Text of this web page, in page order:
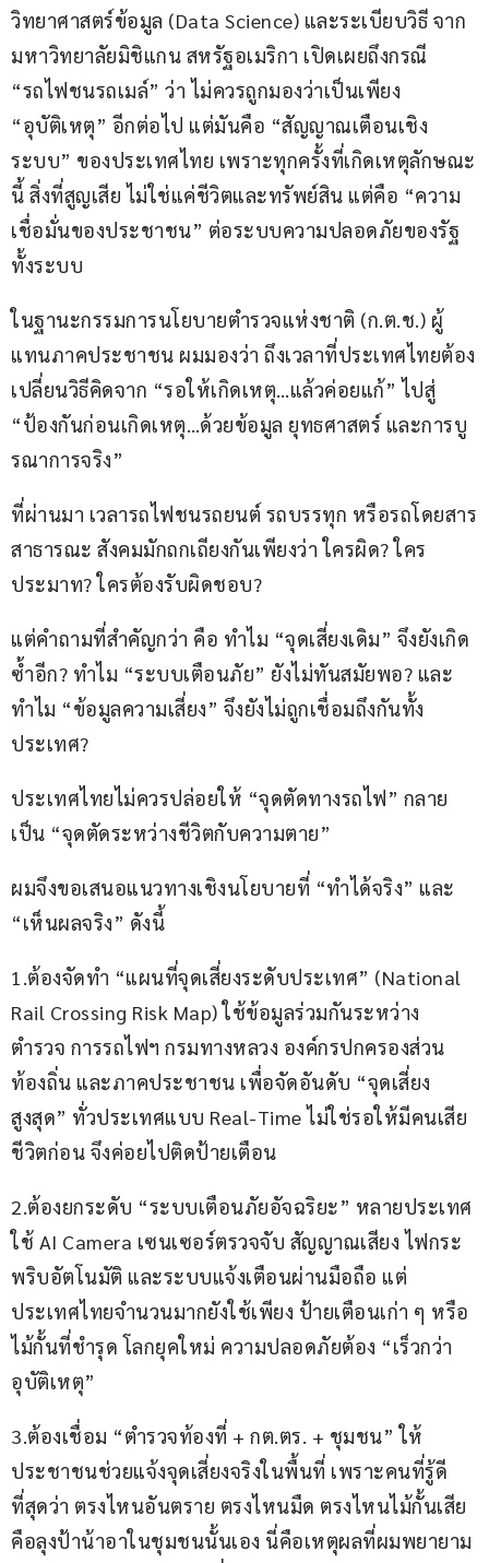
วิทยาศาสตร์ข้อมูล (Data Science) และระเบียบวิธี จาก
มหาวิทยาลัยมิชิแกน สหรัฐอเมริกา เปิดเผยถึงกรณี
“รถไฟชนรถเมล์” ว่า ไม่ควรถูกมองว่าเป็นเพียง
“อุบัติเหตุ” อีกต่อไป แต่มันคือ “สัญญาณเตือนเชิง
ระบบ” ของประเทศไทย เพราะทุกครั้งที่เกิดเหตุลักษณะ
นี้ สิ่งที่สูญเสีย ไม่ใช่แค่ชีวิตและทรัพย์สิน แต่คือ “ความ
เชื่อมั่นของประชาชน” ต่อระบบความปลอดภัยของรัฐ
ทั้งระบบ
ในฐานะกรรมการนโยบายตำรวจแห่งชาติ (ก.ต.ช.) ผู้
แทนภาคประชาชน ผมมองว่า ถึงเวลาที่ประเทศไทยต้อง
เปลี่ยนวิธีคิดจาก “รอให้เกิดเหตุ…แล้วค่อยแก้” ไปสู่
“ป้องกันก่อนเกิดเหตุ…ด้วยข้อมูล ยุทธศาสตร์ และการบู
รณาการจริง”
ที่ผ่านมา เวลารถไฟชนรถยนต์ รถบรรทุก หรือรถโดยสาร
สาธารณะ สังคมมักถกเถียงกันเพียงว่า ใครผิด? ใคร
ประมาท? ใครต้องรับผิดชอบ?
แต่คำถามที่สำคัญกว่า คือ ทำไม “จุดเสี่ยงเดิม” จึงยังเกิด
ซ้ำอีก? ทำไม “ระบบเตือนภัย” ยังไม่ทันสมัยพอ? และ
ทำไม “ข้อมูลความเสี่ยง” จึงยังไม่ถูกเชื่อมถึงกันทั้ง
ประเทศ?
ประเทศไทยไม่ควรปล่อยให้ “จุดตัดทางรถไฟ” กลาย
เป็น “จุดตัดระหว่างชีวิตกับความตาย”
ผมจึงขอเสนอแนวทางเชิงนโยบายที่ “ทำได้จริง” และ
“เห็นผลจริง” ดังนี้
1.ต้องจัดทำ “แผนที่จุดเสี่ยงระดับประเทศ” (National
Rail Crossing Risk Map) ใช้ข้อมูลร่วมกันระหว่าง
ตำรวจ การรถไฟฯ กรมทางหลวง องค์กรปกครองส่วน
ท้องถิ่น และภาคประชาชน เพื่อจัดอันดับ “จุดเสี่ยง
สูงสุด” ทั่วประเทศแบบ Real-Time ไม่ใช่รอให้มีคนเสีย
ชีวิตก่อน จึงค่อยไปติดป้ายเตือน
2.ต้องยกระดับ “ระบบเตือนภัยอัจฉริยะ” หลายประเทศ
ใช้ AI Camera เซนเซอร์ตรวจจับ สัญญาณเสียง ไฟกระ
พริบอัตโนมัติ และระบบแจ้งเตือนผ่านมือถือ แต่
ประเทศไทยจำนวนมากยังใช้เพียง ป้ายเตือนเก่า ๆ หรือ
ไม้กั้นที่ชำรุด โลกยุคใหม่ ความปลอดภัยต้อง “เร็วกว่า
อุบัติเหตุ”
3.ต้องเชื่อม “ตำรวจท้องที่ + กต.ตร. + ชุมชน” ให้
ประชาชนช่วยแจ้งจุดเสี่ยงจริงในพื้นที่ เพราะคนที่รู้ดี
ที่สุดว่า ตรงไหนอันตราย ตรงไหนมืด ตรงไหนไม้กั้นเสีย
คือลุงป้าน้าอาในชุมชนนั้นเอง นี่คือเหตุผลที่ผมพยายาม